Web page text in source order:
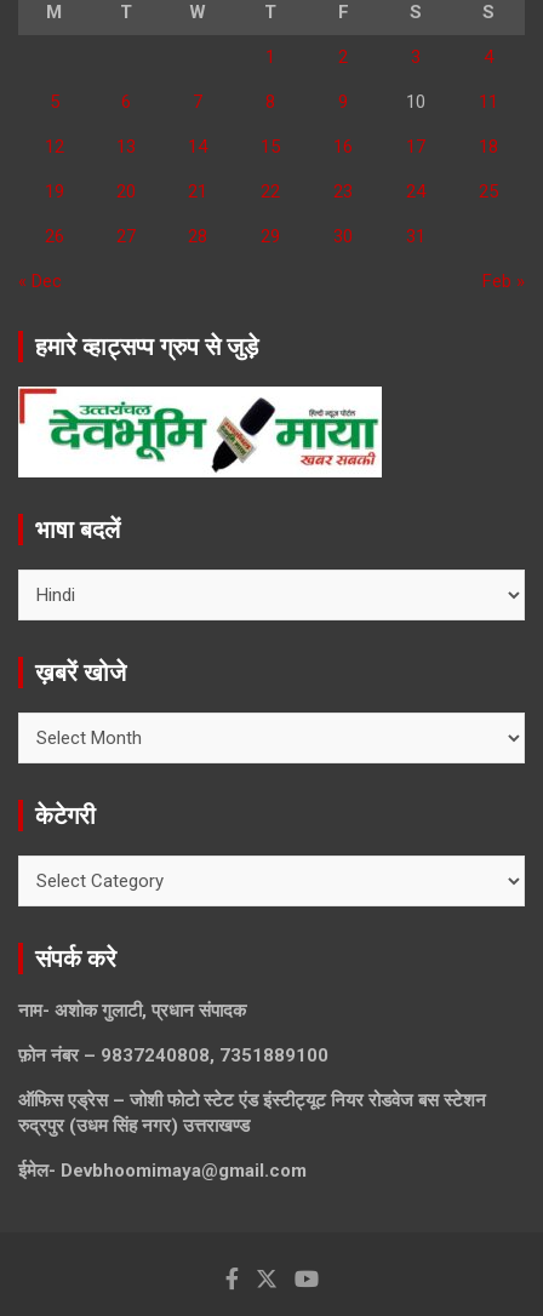
M T W T F S S
1 2 3 4
5 6 7 8 9 10 11
12 13 14 15 16 17 18
19 20 21 22 23 24 25
26 27 28 29 30 31
« Dec Feb »
हमारे व्हाट्सप्प ग्रुप से जुड़े
भाषा बदलें
ख़बरें खोजे
खोजे
केटेगरी
संपर्क करे
नाम- अशोक गुलाटी, प्रधान संपादक
फ़ोन नंबर – 9837240808, 7351889100
ऑफिस एड्रेस – जोशी फोटो स्टेट एंड इंस्टीट्यूट नियर रोडवेज बस स्टेशन
रुद्रपुर (उधम सिंह नगर) उत्तराखण्ड
ईमेल- Devbhoomimaya@gmail.com